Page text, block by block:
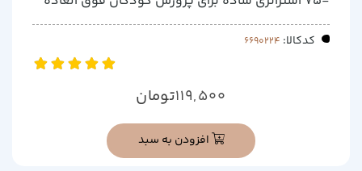
کدکالا:
119,500تومان
افزودن به سبد